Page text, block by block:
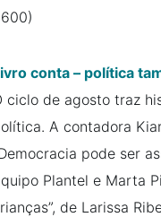
conta – política
ciclo de agosto traz
A contadora
pode ser
Plantel e Marta
de Larissa